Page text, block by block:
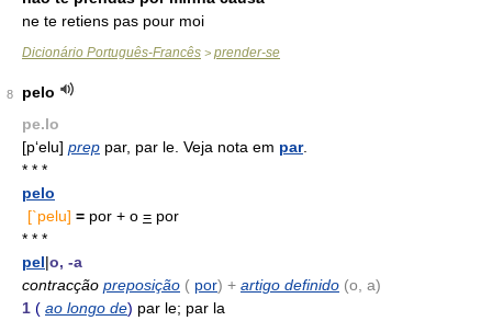
ne te retiens pas pour moi
Dicionário Português-Francês > prender-se
8
pelo
pe.lo
[p‘elu] prep par, par le. Veja nota em par.
* * *
pelo
[`pelu] = por + o = por
* * *
pel|o, -a
contracção preposição ( por) + artigo definido (o, a)
1 ( ao longo de) par le; par la